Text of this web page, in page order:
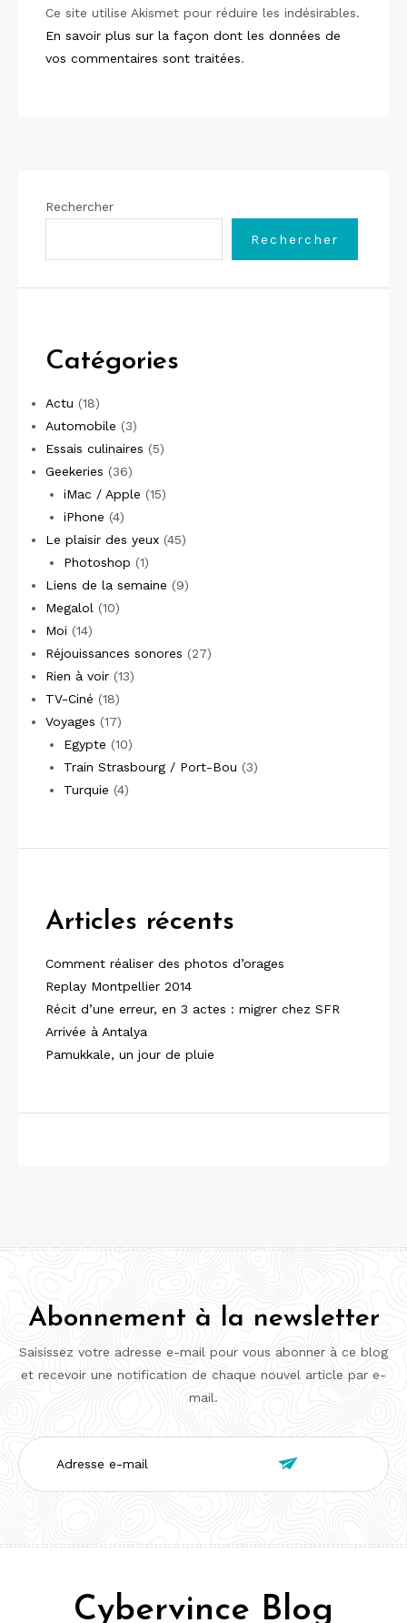
Ce site utilise Akismet pour réduire les indésirables.
En savoir plus sur la façon dont les données de
vos commentaires sont traitées.
Rechercher
Rechercher
Catégories
Actu (18)
Automobile (3)
Essais culinaires (5)
Geekeries (36)
iMac / Apple (15)
iPhone (4)
Le plaisir des yeux (45)
Photoshop (1)
Liens de la semaine (9)
Megalol (10)
Moi (14)
Réjouissances sonores (27)
Rien à voir (13)
TV-Ciné (18)
Voyages (17)
Egypte (10)
Train Strasbourg / Port-Bou (3)
Turquie (4)
Articles récents
Comment réaliser des photos d’orages
Replay Montpellier 2014
Récit d’une erreur, en 3 actes : migrer chez SFR
Arrivée à Antalya
Pamukkale, un jour de pluie
Abonnement à la newsletter
Saisissez votre adresse e-mail pour vous abonner à ce blog
et recevoir une notification de chaque nouvel article par e-
mail.
Adresse
e-
mail

Cybervince Blog